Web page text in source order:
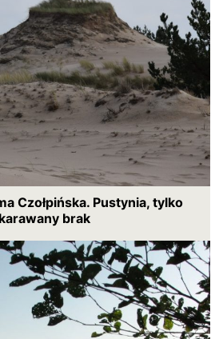
Czołpińska. Pustynia, tylko
karawany brak